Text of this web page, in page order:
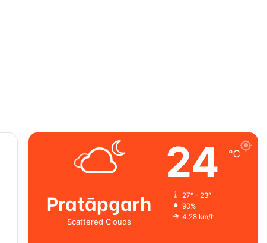
Pratāpgarh
Scattered Clouds
24 ℃
27º - 23º
90%
4.28 km/h